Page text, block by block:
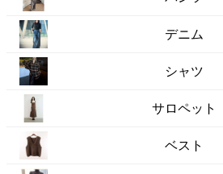
デニム
シャツ
サロペット
ベスト